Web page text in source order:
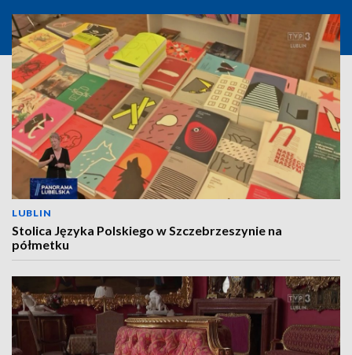
LUBLIN
Stolica Języka Polskiego w Szczebrzeszynie na
półmetku